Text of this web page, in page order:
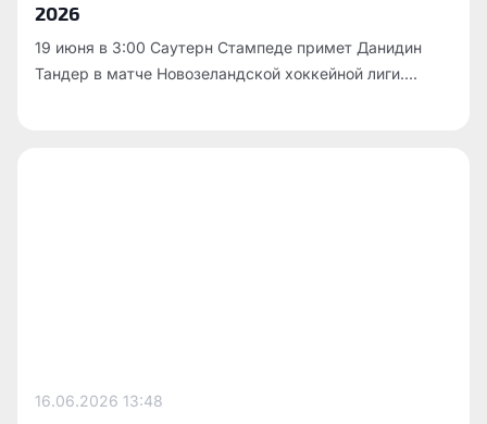
2026
19 июня в 3:00 Саутерн Стампеде примет Данидин
Тандер в матче Новозеландской хоккейной лиги....
16.06.2026 13:48